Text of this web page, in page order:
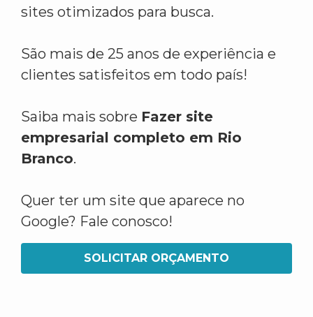
sites otimizados para busca.
São mais de 25 anos de experiência e
clientes satisfeitos em todo país!
Saiba mais sobre Fazer site
empresarial completo em Rio
Branco.
Quer ter um site que aparece no
Google? Fale conosco!
SOLICITAR ORÇAMENTO